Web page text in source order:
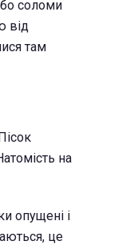
соломи
від
там
на
опущені і
це